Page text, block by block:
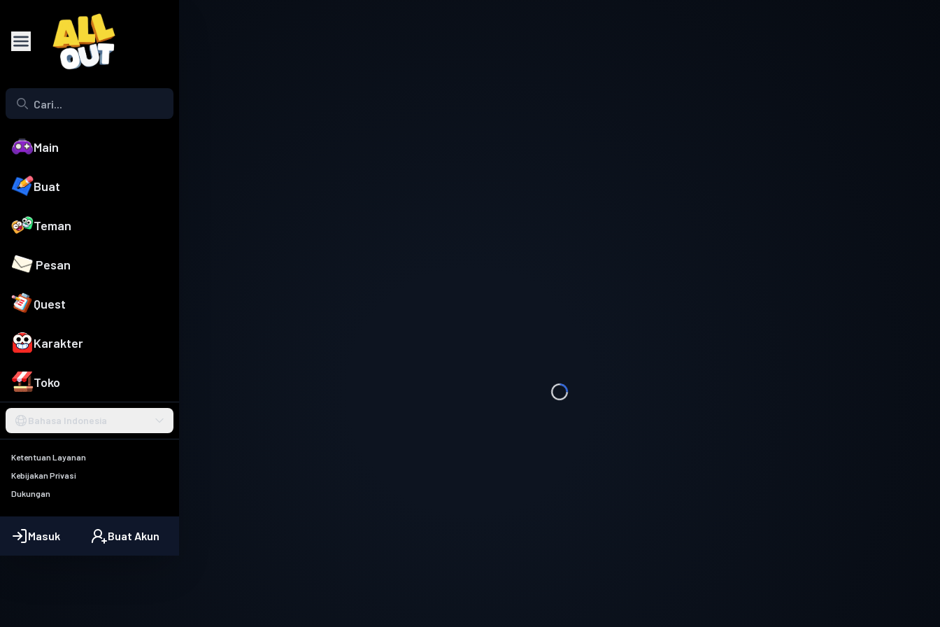
Main
Buat
Teman
Pesan
Quest
Karakter
Toko
Bahasa Indonesia
Ketentuan Layanan
Kebijakan Privasi
Dukungan
Masuk Buat Akun